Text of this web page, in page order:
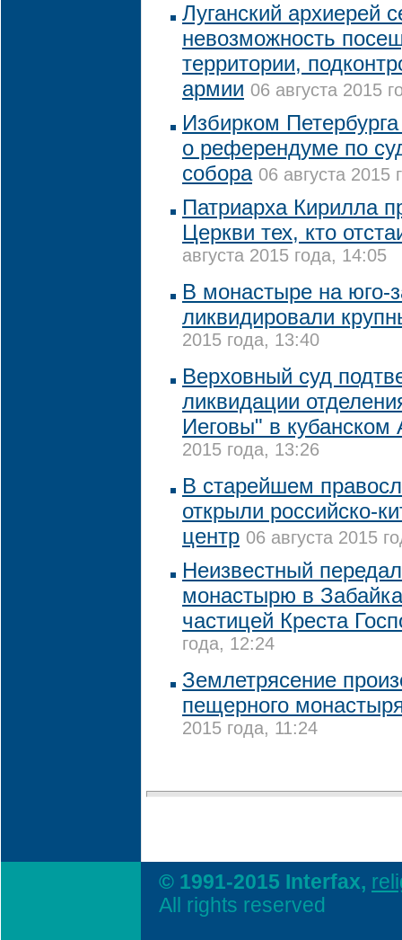
Луганский архиерей
невозможность
территории,
армии 06 августа 2015
Избирком
о референдуме по
собора 06 августа 2015
Патриарха Кирилла
Церкви тех, кто
августа 2015 года, 14:05
В монастыре на юго-
ликвидировали
2015 года, 13:40
Верховный суд
ликвидации
Иеговы" в кубанском
2015 года, 13:26
В старейшем
открыли российско-
центр 06 августа 2015
Неизвестный
монастырю в
частицей Креста
года, 12:24
Землетрясение
пещерного
2015 года, 11:24
© 1991-2015 Interfax,
All rights reserved